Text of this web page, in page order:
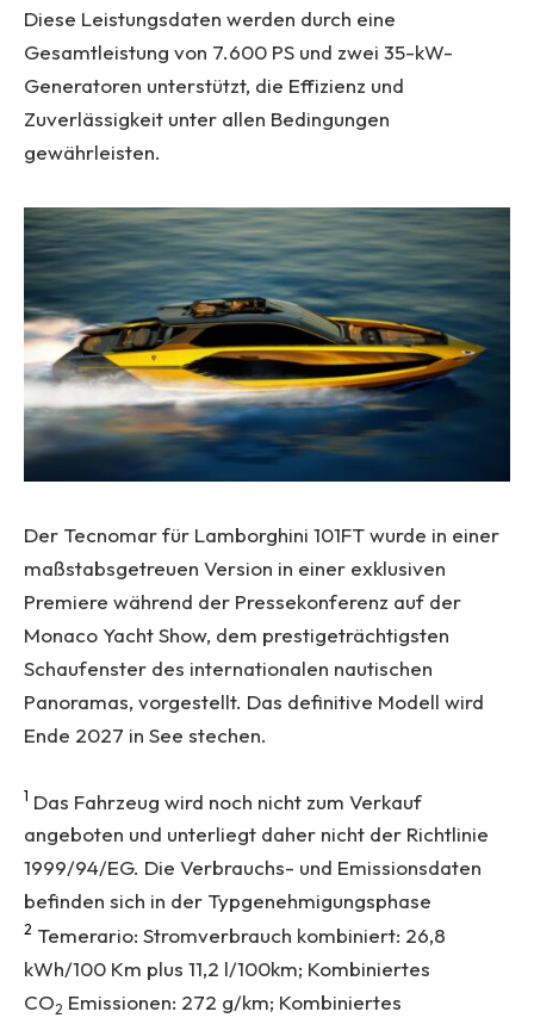
Diese Leistungsdaten werden durch eine
Gesamtleistung von 7.600 PS und zwei 35-kW-
Generatoren unterstützt, die Effizienz und
Zuverlässigkeit unter allen Bedingungen
gewährleisten.
Der Tecnomar für Lamborghini 101FT wurde in einer
maßstabsgetreuen Version in einer exklusiven
Premiere während der Pressekonferenz auf der
Monaco Yacht Show, dem prestigeträchtigsten
Schaufenster des internationalen nautischen
Panoramas, vorgestellt. Das definitive Modell wird
Ende 2027 in See stechen.
1 Das Fahrzeug wird noch nicht zum Verkauf
angeboten und unterliegt daher nicht der Richtlinie
1999/94/EG. Die Verbrauchs- und Emissionsdaten
befinden sich in der Typgenehmigungsphase
2 Temerario: Stromverbrauch kombiniert: 26,8
kWh/100 Km plus 11,2 l/100km; Kombiniertes
CO2 Emissionen: 272 g/km; Kombiniertes